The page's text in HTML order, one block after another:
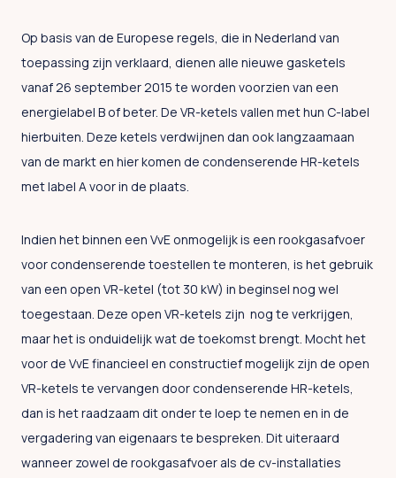
Op basis van de Europese regels, die in Nederland van
toepassing zijn verklaard, dienen alle nieuwe gasketels
vanaf 26 september 2015 te worden voorzien van een
energielabel B of beter. De VR-ketels vallen met hun C-label
hierbuiten. Deze ketels verdwijnen dan ook langzaamaan
van de markt en hier komen de condenserende HR-ketels
met label A voor in de plaats.
Indien het binnen een VvE onmogelijk is een rookgasafvoer
voor condenserende toestellen te monteren, is het gebruik
van een open VR-ketel (tot 30 kW) in beginsel nog wel
toegestaan. Deze open VR-ketels zijn nog te verkrijgen,
maar het is onduidelijk wat de toekomst brengt. Mocht het
voor de VvE financieel en constructief mogelijk zijn de open
VR-ketels te vervangen door condenserende HR-ketels,
dan is het raadzaam dit onder te loep te nemen en in de
vergadering van eigenaars te bespreken. Dit uiteraard
wanneer zowel de rookgasafvoer als de cv-installaties